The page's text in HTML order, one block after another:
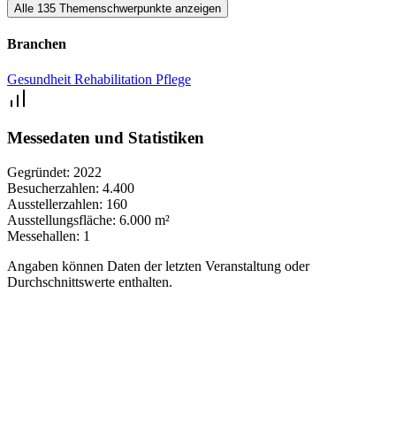
Alle 135 Themenschwerpunkte anzeigen
Branchen
Gesundheit Rehabilitation Pflege
Messedaten und Statistiken
Gegründet: 2022
Besucherzahlen: 4.400
Ausstellerzahlen: 160
Ausstellungsfläche: 6.000 m²
Messehallen: 1
Angaben können Daten der letzten Veranstaltung oder
Durchschnittswerte enthalten.